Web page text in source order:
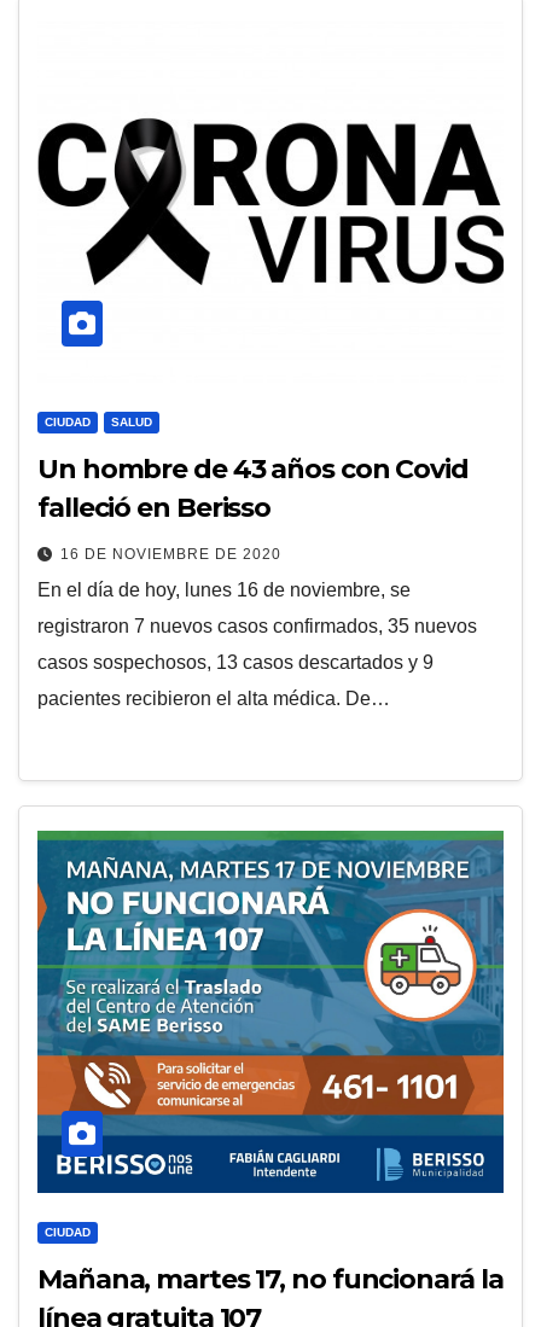
CIUDAD SALUD
Un hombre de 43 años con Covid
falleció en Berisso
16 DE NOVIEMBRE DE 2020
En el día de hoy, lunes 16 de noviembre, se
registraron 7 nuevos casos confirmados, 35 nuevos
casos sospechosos, 13 casos descartados y 9
pacientes recibieron el alta médica. De…
CIUDAD
Mañana, martes 17, no funcionará la
línea gratuita 107